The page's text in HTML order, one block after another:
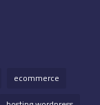
ecommerce